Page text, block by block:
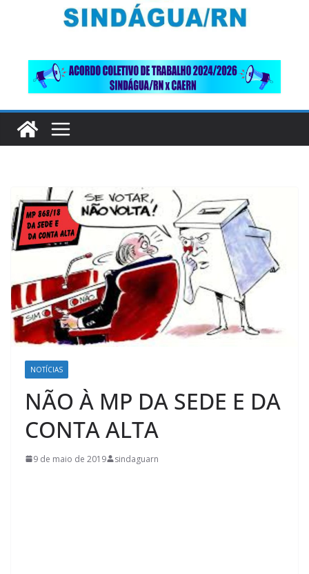
NOTÍCIAS
NÃO À MP DA SEDE E DA
CONTA ALTA
9 de maio de 2019 sindaguarn